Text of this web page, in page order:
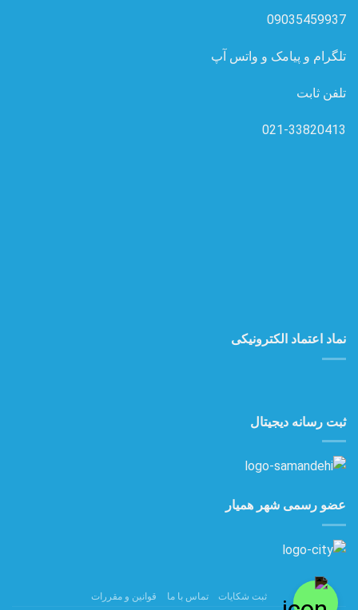
09035459937
تلگرام و پیامک و واتس آپ
تلفن ثابت
021-33820413
نماد اعتماد الکترونیکی
ثبت رسانه دیجیتال
عضو رسمی شهر همیار
ثبت شکایات تماس با ما قوانین و مقررات